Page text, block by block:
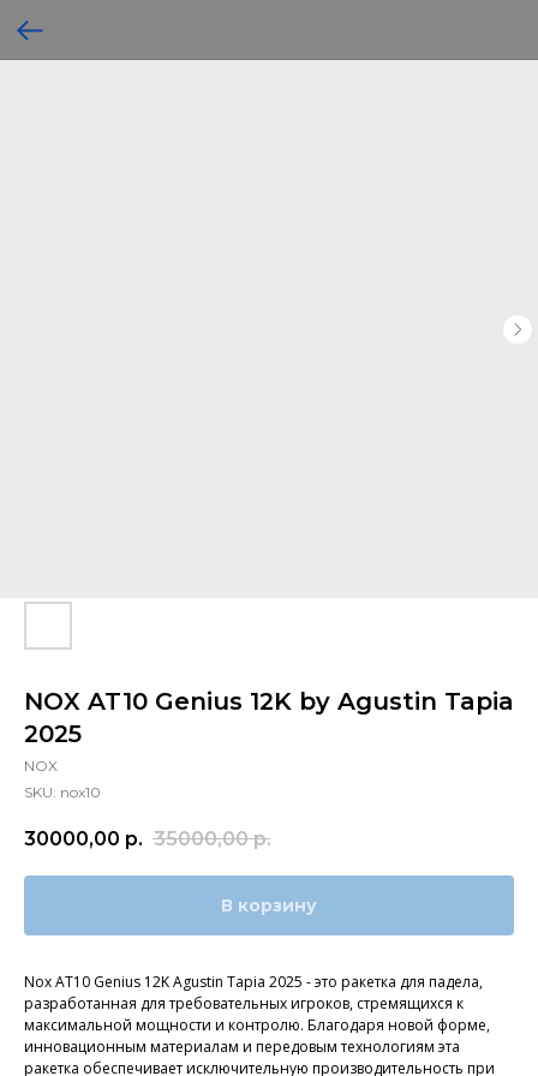
NOX AT10 Genius 12K by Agustin Tapia
2025
NOX
SKU: nox10
30000,00 р. 35000,00 р.
В корзину
Nox AT10 Genius 12K Agustin Tapia 2025 - это ракетка для падела,
разработанная для требовательных игроков, стремящихся к
максимальной мощности и контролю. Благодаря новой форме,
инновационным материалам и передовым технологиям эта
ракетка обеспечивает исключительную производительность при